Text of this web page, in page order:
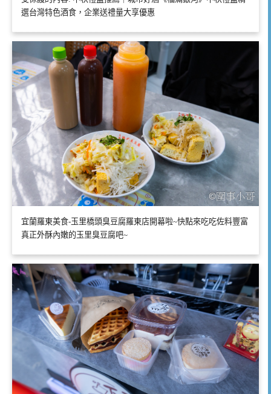
選台灣特色酒食，企業送禮量大享優惠
宜蘭羅東美食-玉里橋頭臭豆腐羅東店開幕啦~快點來吃吃佐料豐富
真正外酥內嫩的玉里臭豆腐吧~